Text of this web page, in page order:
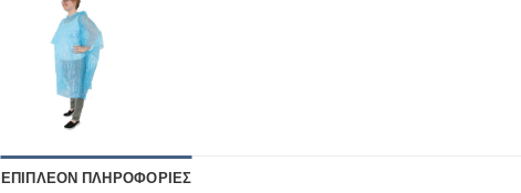
ΕΠΙΠΛΈΟΝ ΠΛΗΡΟΦΟΡΊΕΣ